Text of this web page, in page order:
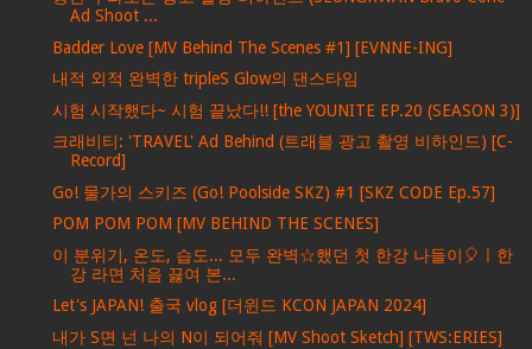
Ad Shoot ...
Badder Love [MV Behind The Scenes #1] [EVNNE-ING]
내적 외적 완벽한 tripleS Glow의 댄스타임
시험 시작했다~ 시험 끝났다!! [the YOUNITE EP.20 (SEASON 3)]
크래비티: 'TRAVEL' Ad Behind (트래블 광고 촬영 비하인드) [C-
Record]
Go! 물가의 스키즈 (Go! Poolside SKZ) #1 [SKZ CODE Ep.57]
POM POM POM [MV BEHIND THE SCENES]
이 분위기, 온도, 습도... 모두 완벽☆했던 첫 한강 나들이🎈ㅣ한
강 라면 처음 끓여 본...
Let's JAPAN! 출국 vlog [더윈드 KCON JAPAN 2024]
내가 S면 넌 나의 N이 되어줘 [MV Shoot Sketch] [TWS:ERIES]